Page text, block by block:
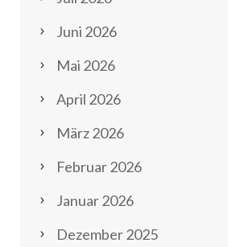
Juni 2026
Mai 2026
April 2026
März 2026
Februar 2026
Januar 2026
Dezember 2025